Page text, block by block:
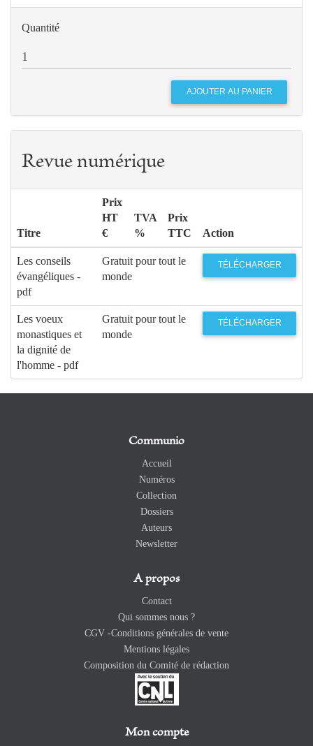
Quantité
Revue numérique
Titre
Prix
HT
€
TVA
%
Prix
TTC
Action
Les conseils
évangéliques -
pdf
Gratuit pour tout le
monde
TÉLÉCHARGER
Les voeux
monastiques et
la dignité de
l'homme - pdf
Gratuit pour tout le
monde
TÉLÉCHARGER
Communio
Accueil
Numéros
Collection
Dossiers
Auteurs
Newsletter
A propos
Contact
Qui sommes nous ?
CGV -Conditions générales de vente
Mentions légales
Composition du Comité de rédaction
Mon compte